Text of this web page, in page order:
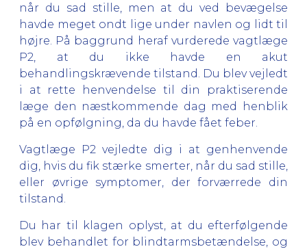
når du sad stille, men at du ved bevægelse
havde meget ondt lige under navlen og lidt til
højre. På baggrund heraf vurderede vagtlæge
P2, at du ikke havde en akut
behandlingskrævende tilstand. Du blev vejledt
i at rette henvendelse til din praktiserende
læge den næstkommende dag med henblik
på en opfølgning, da du havde fået feber.
Vagtlæge P2 vejledte dig i at genhenvende
dig, hvis du fik stærke smerter, når du sad stille,
eller øvrige symptomer, der forværrede din
tilstand.
Du har til klagen oplyst, at du efterfølgende
blev behandlet for blindtarmsbetændelse, og